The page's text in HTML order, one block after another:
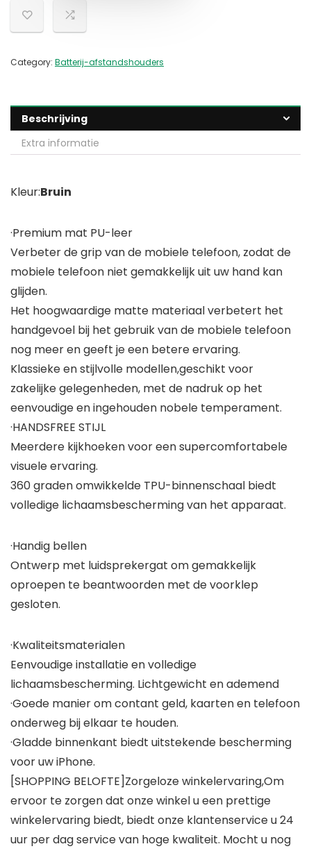
Category: Batterij-afstandshouders
Beschrijving
Extra informatie
Kleur:Bruin
·Premium mat PU-leer
Verbeter de grip van de mobiele telefoon, zodat de
mobiele telefoon niet gemakkelijk uit uw hand kan
glijden.
Het hoogwaardige matte materiaal verbetert het
handgevoel bij het gebruik van de mobiele telefoon
nog meer en geeft je een betere ervaring.
Klassieke en stijlvolle modellen,geschikt voor
zakelijke gelegenheden, met de nadruk op het
eenvoudige en ingehouden nobele temperament.
·HANDSFREE STIJL
Meerdere kijkhoeken voor een supercomfortabele
visuele ervaring.
360 graden omwikkelde TPU-binnenschaal biedt
volledige lichaamsbescherming van het apparaat.
·Handig bellen
Ontwerp met luidsprekergat om gemakkelijk
oproepen te beantwoorden met de voorklep
gesloten.
·Kwaliteitsmaterialen
Eenvoudige installatie en volledige
lichaamsbescherming. Lichtgewicht en ademend
·Goede manier om contant geld, kaarten en telefoon
onderweg bij elkaar te houden.
·Gladde binnenkant biedt uitstekende bescherming
voor uw iPhone.
[SHOPPING BELOFTE]Zorgeloze winkelervaring,Om
ervoor te zorgen dat onze winkel u een prettige
winkelervaring biedt, biedt onze klantenservice u 24
uur per dag service van hoge kwaliteit. Mocht u nog